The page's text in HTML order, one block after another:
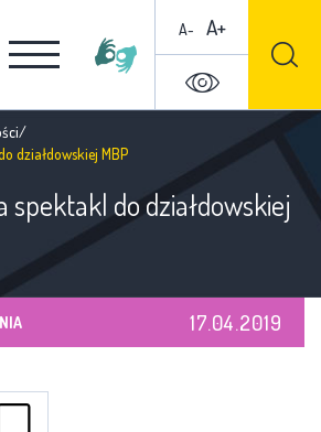
A- A+
/
działdowskiej MBP
spektakl do działdowskiej
17.04.2019